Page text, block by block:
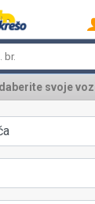
svoje